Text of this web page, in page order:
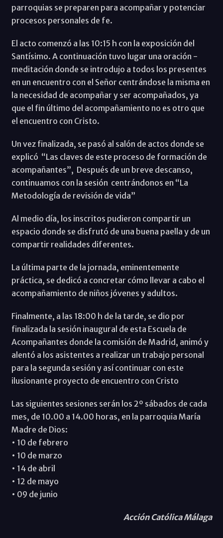
parroquias se preparen para acompañar y potenciar
procesos personales de fe.
El acto comenzó a las 10:15 h con la exposición del
Santísimo. A continuación tuvo lugar una oración -
meditación donde se introdujo a todos los presentes
en un encuentro con el Señor centrándose la misma en
la necesidad de acompañar y ser acompañados, ya
que el fin último del acompañamiento no es otro que
el encuentro con Cristo.
Un vez finalizada, se pasó al salón de actos donde se
explicó “Las claves de este proceso de formación de
acompañantes”, Después de un breve descanso,
continuamos con la sesión centrándonos en “La
Metodología de revisión de vida”
Al medio día, los inscritos pudieron compartir un
espacio donde se disfrutó de una buena paella y de un
compartir realidades diferentes.
La última parte de la jornada, eminentemente
práctica, se dedicó a concretar cómo llevar a cabo el
acompañamiento de niños jóvenes y adultos.
Finalmente, a las 18:00 h de la tarde, se dio por
finalizada la sesión inaugural de esta Escuela de
Acompañantes donde la comisión de Madrid, animó y
alentó a los asistentes a realizar un trabajo personal
para la segunda sesión y así continuar con este
ilusionante proyecto de encuentro con Cristo
Las siguientes sesiones serán los 2º sábados de cada
mes, de 10.00 a 14.00 horas, en la parroquia María
Madre de Dios:
• 10 de febrero
• 10 de marzo
• 14 de abril
• 12 de mayo
• 09 de junio
Acción Católica Málaga